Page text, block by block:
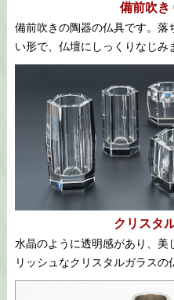
備前吹き
備前吹きの陶器の仏具です。落
い形で、仏壇にしっくりなじみ
クリスタ
水晶のように透明感があり、美
リッシュなクリスタルガラスの